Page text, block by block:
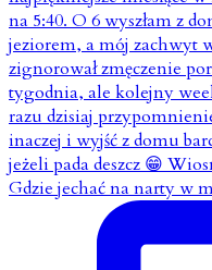
Gdzie jechać na narty w